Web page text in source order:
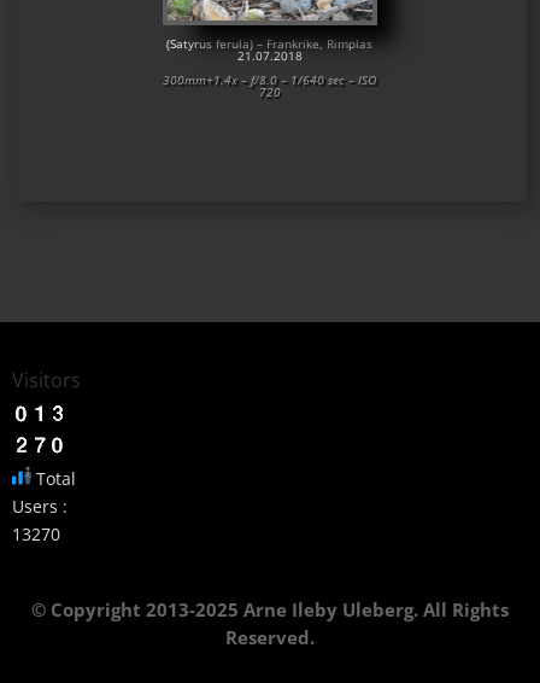
(Satyrus ferula) – Frankrike, Rimplas
21.07.2018
300mm+1.4x – f/8.0 – 1/640 sec – ISO
720
Visitors
Total
Users :
13270
© Copyright 2013-2025 Arne Ileby Uleberg. All Rights
Reserved.